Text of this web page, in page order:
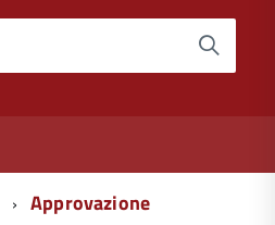
Approvazione